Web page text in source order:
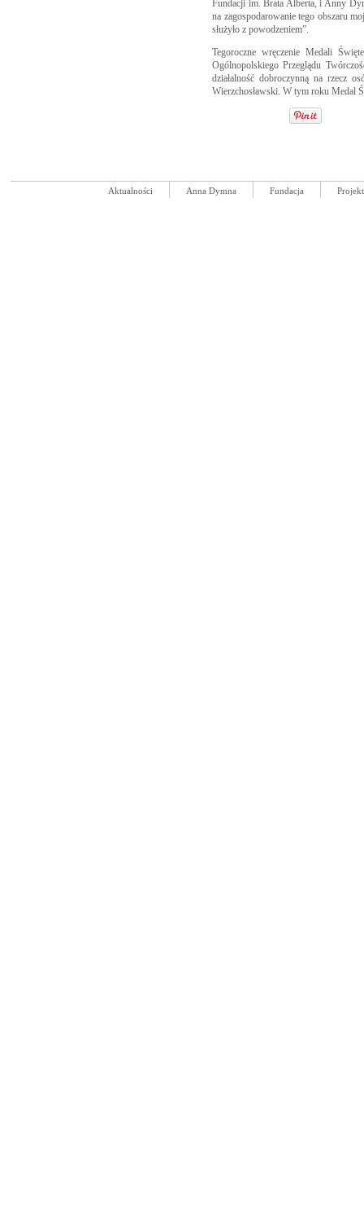
Fundacji im. Brata Alberta, i Anny
na zagospodarowanie tego obszaru
służyło z powodzeniem”.
Tegoroczne wręczenie Medali
Ogólnopolskiego Przeglądu
działalność dobroczynną na rzecz
Wierzchosławski. W tym roku Medal
Aktualności Anna Dymna Fundacja